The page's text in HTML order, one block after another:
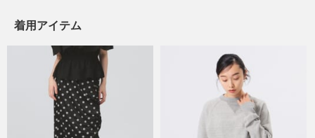
着用アイテム